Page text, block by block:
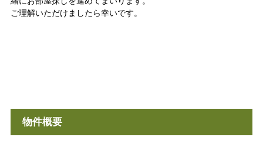
ご理解いただけましたら幸いです。
物件概要